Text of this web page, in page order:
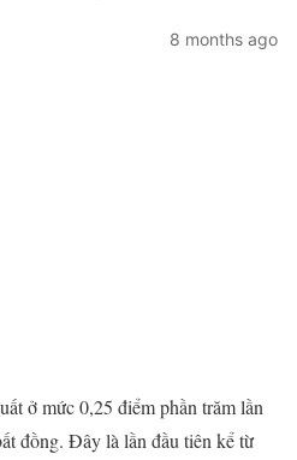
8 months ago
ở mức 0,25 điểm phần trăm lần
đồng. Đây là lần đầu tiên kể từ